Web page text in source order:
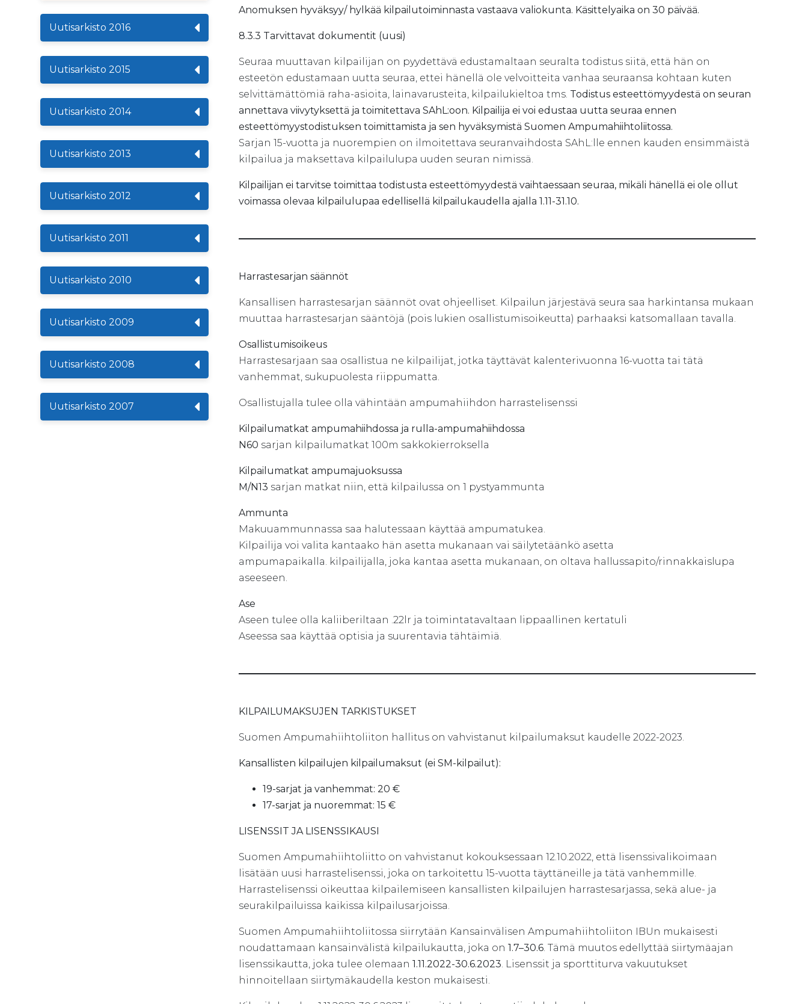
Uutisarkisto 2016
Uutisarkisto 2015
Uutisarkisto 2014
Uutisarkisto 2013
Uutisarkisto 2012
Uutisarkisto 2011
Uutisarkisto 2010
Uutisarkisto 2009
Uutisarkisto 2008
Uutisarkisto 2007
Anomuksen hyväksyy/ hylkää kilpailutoiminnasta vastaava valiokunta. Käsittelyaika on 30 päivää.
8.3.3 Tarvittavat dokumentit (uusi)
Seuraa muuttavan kilpailijan on pyydettävä edustamaltaan seuralta todistus siitä, että hän on
esteetön edustamaan uutta seuraa, ettei hänellä ole velvoitteita vanhaa seuraansa kohtaan kuten
selvittämättömiä raha-asioita, lainavarusteita, kilpailukieltoa tms. Todistus esteettömyydestä on seuran
annettava viivytyksettä ja toimitettava SAhL:oon. Kilpailija ei voi edustaa uutta seuraa ennen
esteettömyystodistuksen toimittamista ja sen hyväksymistä Suomen Ampumahiihtoliitossa.
Sarjan 15-vuotta ja nuorempien on ilmoitettava seuranvaihdosta SAhL:lle ennen kauden ensimmäistä
kilpailua ja maksettava kilpailulupa uuden seuran nimissä.
Kilpailijan ei tarvitse toimittaa todistusta esteettömyydestä vaihtaessaan seuraa, mikäli hänellä ei ole ollut
voimassa olevaa kilpailulupaa edellisellä kilpailukaudella ajalla 1.11-31.10.
Harrastesarjan säännöt
Kansallisen harrastesarjan säännöt ovat ohjeelliset. Kilpailun järjestävä seura saa harkintansa mukaan
muuttaa harrastesarjan sääntöjä (pois lukien osallistumisoikeutta) parhaaksi katsomallaan tavalla.
Osallistumisoikeus
Harrastesarjaan saa osallistua ne kilpailijat, jotka täyttävät kalenterivuonna 16-vuotta tai tätä
vanhemmat, sukupuolesta riippumatta.
Osallistujalla tulee olla vähintään ampumahiihdon harrastelisenssi
Kilpailumatkat ampumahiihdossa ja rulla-ampumahiihdossa
N60 sarjan kilpailumatkat 100m sakkokierroksella
Kilpailumatkat ampumajuoksussa
M/N13 sarjan matkat niin, että kilpailussa on 1 pystyammunta
Ammunta
Makuuammunnassa saa halutessaan käyttää ampumatukea.
Kilpailija voi valita kantaako hän asetta mukanaan vai säilytetäänkö asetta
ampumapaikalla. kilpailijalla, joka kantaa asetta mukanaan, on oltava hallussapito/rinnakkaislupa
aseeseen.
Ase
Aseen tulee olla kaliiberiltaan .22lr ja toimintatavaltaan lippaallinen kertatuli
Aseessa saa käyttää optisia ja suurentavia tähtäimiä.
KILPAILUMAKSUJEN TARKISTUKSET
Suomen Ampumahiihtoliiton hallitus on vahvistanut kilpailumaksut kaudelle 2022-2023.
Kansallisten kilpailujen kilpailumaksut (ei SM-kilpailut):
19-sarjat ja vanhemmat: 20 €
17-sarjat ja nuoremmat: 15 €
LISENSSIT JA LISENSSIKAUSI
Suomen Ampumahiihtoliitto on vahvistanut kokouksessaan 12.10.2022, että lisenssivalikoimaan
lisätään uusi harrastelisenssi, joka on tarkoitettu 15-vuotta täyttäneille ja tätä vanhemmille.
Harrastelisenssi oikeuttaa kilpailemiseen kansallisten kilpailujen harrastesarjassa, sekä alue- ja
seurakilpailuissa kaikissa kilpailusarjoissa.
Suomen Ampumahiihtoliitossa siirrytään Kansainvälisen Ampumahiihtoliiton IBUn mukaisesti
noudattamaan kansainvälistä kilpailukautta, joka on 1.7–30.6. Tämä muutos edellyttää siirtymäajan
lisenssikautta, joka tulee olemaan 1.11.2022-30.6.2023. Lisenssit ja sporttiturva vakuutukset
hinnoitellaan siirtymäkaudella keston mukaisesti.